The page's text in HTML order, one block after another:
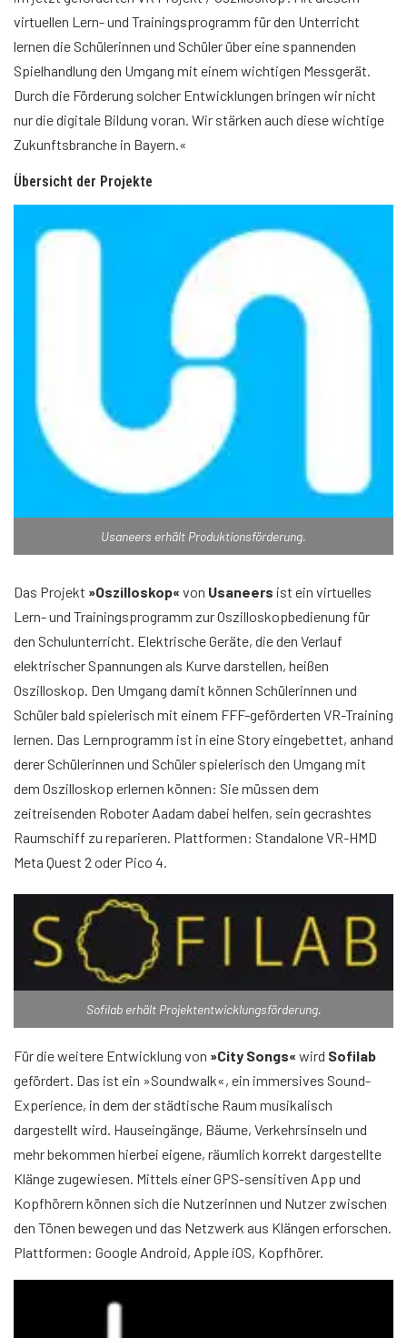
virtuellen Lern- und Trainingsprogramm für den Unterricht
lernen die Schülerinnen und Schüler über eine spannenden
Spielhandlung den Umgang mit einem wichtigen Messgerät.
Durch die Förderung solcher Entwicklungen bringen wir nicht
nur die digitale Bildung voran. Wir stärken auch diese wichtige
Zukunftsbranche in Bayern.«
Übersicht der Projekte
Usaneers erhält Produktionsförderung.
Das Projekt »Oszilloskop« von Usaneers ist ein virtuelles
Lern- und Trainingsprogramm zur Oszilloskopbedienung für
den Schulunterricht. Elektrische Geräte, die den Verlauf
elektrischer Spannungen als Kurve darstellen, heißen
Oszilloskop. Den Umgang damit können Schülerinnen und
Schüler bald spielerisch mit einem FFF-geförderten VR-Training
lernen. Das Lernprogramm ist in eine Story eingebettet, anhand
derer Schülerinnen und Schüler spielerisch den Umgang mit
dem Oszilloskop erlernen können: Sie müssen dem
zeitreisenden Roboter Aadam dabei helfen, sein gecrashtes
Raumschiff zu reparieren. Plattformen: Standalone VR-HMD
Meta Quest 2 oder Pico 4.
Sofilab erhält Projektentwicklungsförderung.
Für die weitere Entwicklung von »City Songs« wird Sofilab
gefördert. Das ist ein »Soundwalk«, ein immersives Sound-
Experience, in dem der städtische Raum musikalisch
dargestellt wird. Hauseingänge, Bäume, Verkehrsinseln und
mehr bekommen hierbei eigene, räumlich korrekt dargestellte
Klänge zugewiesen. Mittels einer GPS-sensitiven App und
Kopfhörern können sich die Nutzerinnen und Nutzer zwischen
den Tönen bewegen und das Netzwerk aus Klängen erforschen.
Plattformen: Google Android, Apple iOS, Kopfhörer.